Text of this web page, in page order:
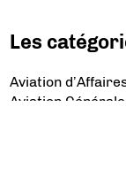
Les
Aviation
Aviation Générale